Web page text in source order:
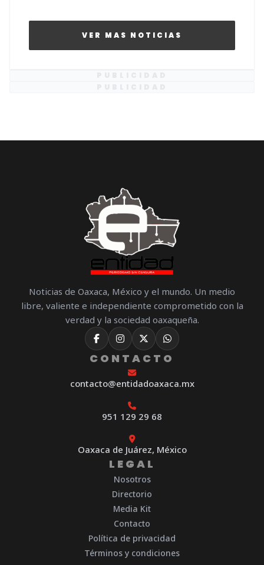
VER MAS NOTICIAS
Noticias de Oaxaca, México y el mundo. Un medio
libre, valiente e independiente comprometido con la
verdad y la sociedad oaxaqueña.
CONTACTO
contacto@entidadoaxaca.mx
951 129 29 68
Oaxaca de Juárez, México
LEGAL
Nosotros
Directorio
Media Kit
Contacto
Política de privacidad
Términos y condiciones